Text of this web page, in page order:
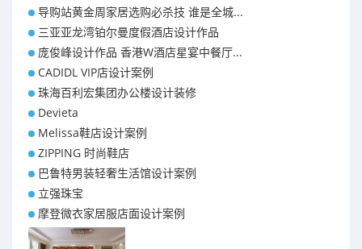
导购站黄金周家居选购必杀技 谁是全城...
三亚亚龙湾铂尔曼度假酒店设计作品
庞俊峰设计作品 香港W酒店星宴中餐厅...
CADIDL VIP店设计案例
珠海百利宏集团办公楼设计装修
Devieta
Melissa鞋店设计案例
ZIPPING 时尚鞋店
巴鲁特男装轻奢生活馆设计案例
立强珠宝
摩登微衣家居服店面设计案例